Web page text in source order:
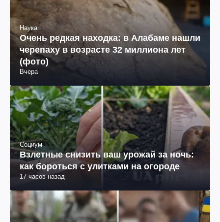
Наука
Очень редкая находка: в Алабаме нашли
черепаху в возрасте 32 миллиона лет
(фото)
Вчера
Социум
Взлетные снизить ваш урожай за ночь:
как бороться с улитками на огороде
17 часов назад